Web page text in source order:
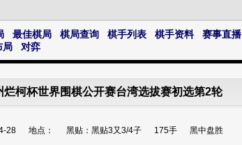
最佳棋局 棋局查询 棋手列表 棋手资料 赛事直播
局 对弈
烂柯杯世界围棋公开赛台湾选拔赛初选第2轮
28 地点： 黑贴：黑贴3又3/4子 175手 黑中盘胜